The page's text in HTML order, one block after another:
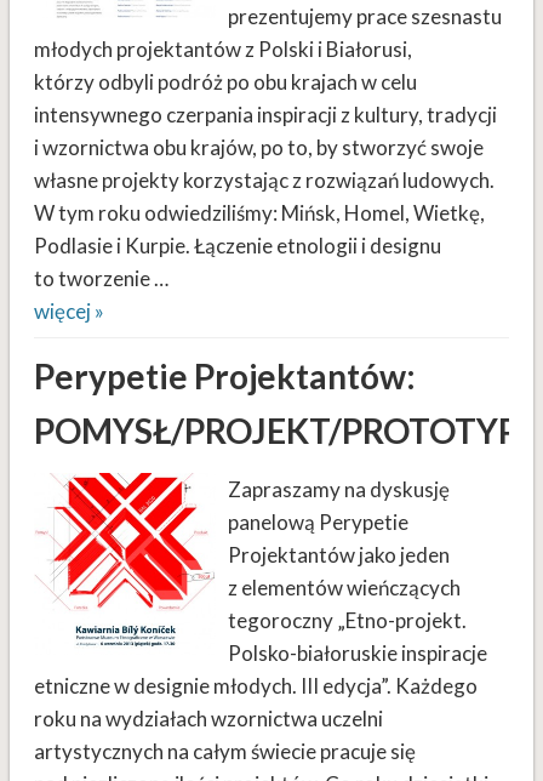
prezentujemy prace szesnastu
młodych projektantów z Polski i Białorusi,
którzy odbyli podróż po obu krajach w celu
intensywnego czerpania inspiracji z kultury, tradycji
i wzornictwa obu krajów, po to, by stworzyć swoje
własne projekty korzystając z rozwiązań ludowych.
W tym roku odwiedziliśmy: Mińsk, Homel, Wietkę,
Podlasie i Kurpie. Łączenie etnologii i designu
to tworzenie …
więcej »
Perypetie Projektantów:
POMYSŁ/PROJEKT/
Zapraszamy na dyskusję
panelową Perypetie
Projektantów jako jeden
z elementów wieńczących
tegoroczny „Etno-projekt.
Polsko-białoruskie inspiracje
etniczne w designie młodych. III edycja”. Każdego
roku na wydziałach wzornictwa uczelni
artystycznych na całym świecie pracuje się